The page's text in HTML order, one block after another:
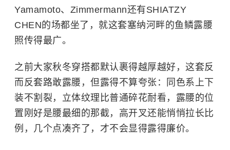
Yamamoto、Zimmermann还有SHIATZY
CHEN的场都坐了，就这套塞纳河畔的鱼鳞露腰
照传得最广。
之前大家秋冬穿搭都默认裹得越厚越好，这套反
而反套路敢露腰，但露得不算夸张：同色系上下
装不割裂，立体纹理比普通碎花耐看，露腰的位
置刚好是腰最细的那截，高开叉还能悄悄拉长比
例，几个点凑齐了，才不会显得露得廉价。